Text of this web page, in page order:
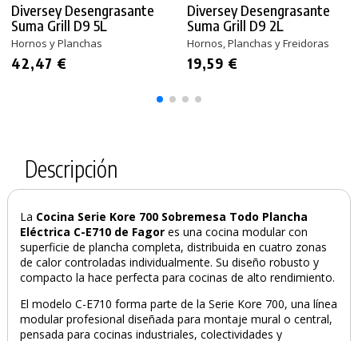
Diversey Desengrasante
Suma Grill D9 5L
Hornos y Planchas
42,47 €
Diversey Desengrasante
Suma Grill D9 2L
Hornos, Planchas y Freidoras
19,59 €
Descripción
La Cocina Serie Kore 700 Sobremesa Todo Plancha
Eléctrica C-E710 de Fagor es una cocina modular con
superficie de plancha completa, distribuida en cuatro zonas
de calor controladas individualmente. Su diseño robusto y
compacto la hace perfecta para cocinas de alto rendimiento.
El modelo C-E710 forma parte de la Serie Kore 700, una línea
modular profesional diseñada para montaje mural o central,
pensada para cocinas industriales, colectividades y